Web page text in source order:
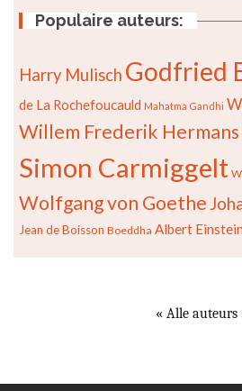
Populaire auteurs:
Harry Mulisch Godfried
de La Rochefoucauld Mahatma Gandhi
Willem Frederik Hermans
Simon Carmiggelt
Wolfgang von Goethe
Jean de Boisson Boeddha Albert Einstein
« Alle auteurs